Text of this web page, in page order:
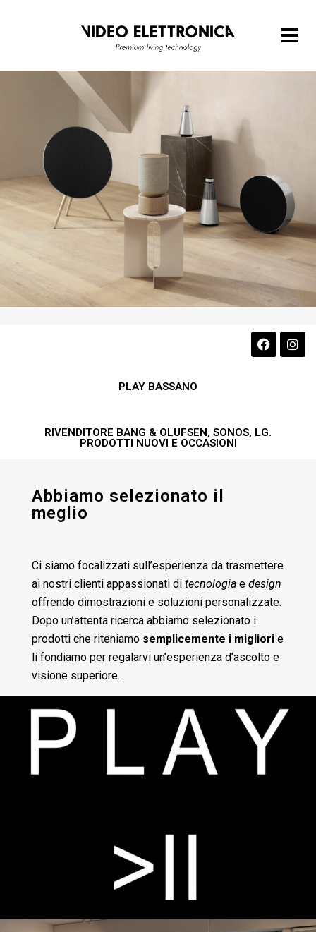
PLAY BASSANO
RIVENDITORE BANG & OLUFSEN, SONOS, LG.
PRODOTTI NUOVI E OCCASIONI
Abbiamo selezionato il
meglio
Ci siamo focalizzati sull’esperienza da trasmettere
ai nostri clienti appassionati di tecnologia e design
offrendo dimostrazioni e soluzioni personalizzate.
Dopo un’attenta ricerca abbiamo selezionato i
prodotti che riteniamo semplicemente i migliori e
li fondiamo per regalarvi un’esperienza d’ascolto e
visione superiore.